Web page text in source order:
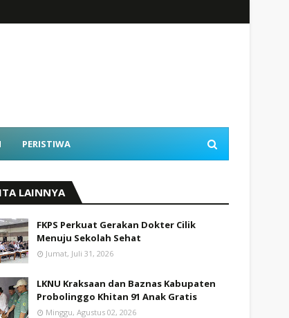
PERISTIWA
LAINNYA
FKPS Perkuat Gerakan Dokter Cilik
Menuju Sekolah Sehat
Jumat, Juli 31, 2026
LKNU Kraksaan dan Baznas Kabupaten
Probolinggo Khitan 91 Anak Gratis
Minggu, Agustus 02, 2026